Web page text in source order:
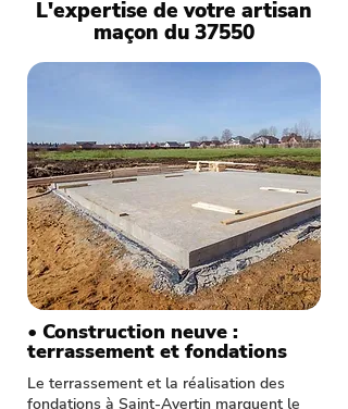
L'expertise de votre artisan
maçon du 37550
• Construction neuve :
terrassement et fondations
Le terrassement et la réalisation des
fondations à Saint-Avertin marquent le